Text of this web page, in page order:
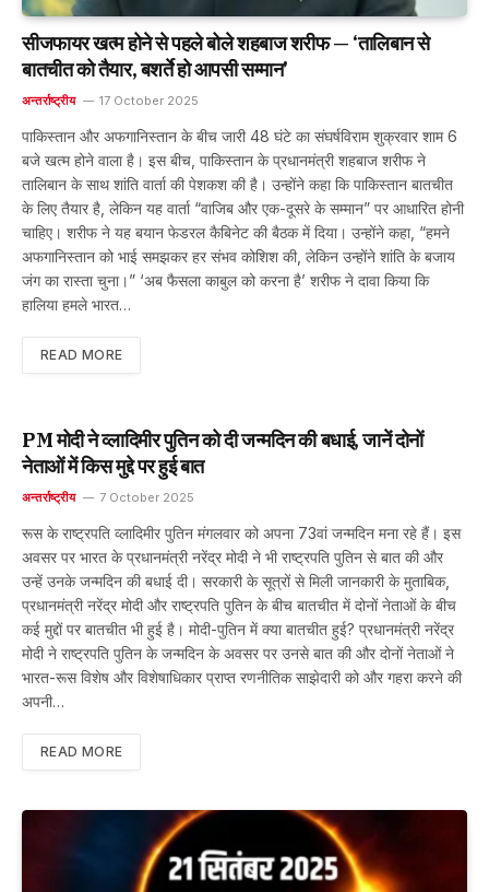
सीजफायर खत्म होने से पहले बोले शहबाज शरीफ — ‘तालिबान से
बातचीत को तैयार, बशर्ते हो आपसी सम्मान’
अन्तर्राष्ट्रीय 17 October 2025
पाकिस्तान और अफगानिस्तान के बीच जारी 48 घंटे का संघर्षविराम शुक्रवार शाम 6
बजे खत्म होने वाला है। इस बीच, पाकिस्तान के प्रधानमंत्री शहबाज शरीफ ने
तालिबान के साथ शांति वार्ता की पेशकश की है। उन्होंने कहा कि पाकिस्तान बातचीत
के लिए तैयार है, लेकिन यह वार्ता “वाजिब और एक-दूसरे के सम्मान” पर आधारित होनी
चाहिए। शरीफ ने यह बयान फेडरल कैबिनेट की बैठक में दिया। उन्होंने कहा, “हमने
अफगानिस्तान को भाई समझकर हर संभव कोशिश की, लेकिन उन्होंने शांति के बजाय
जंग का रास्ता चुना।” ‘अब फैसला काबुल को करना है’ शरीफ ने दावा किया कि
हालिया हमले भारत…
READ MORE
PM मोदी ने व्लादिमीर पुतिन को दी जन्मदिन की बधाई, जानें दोनों
नेताओं में किस मुद्दे पर हुई बात
अन्तर्राष्ट्रीय 7 October 2025
रूस के राष्ट्रपति व्लादिमीर पुतिन मंगलवार को अपना 73वां जन्मदिन मना रहे हैं। इस
अवसर पर भारत के प्रधानमंत्री नरेंद्र मोदी ने भी राष्ट्रपति पुतिन से बात की और
उन्हें उनके जन्मदिन की बधाई दी। सरकारी के सूत्रों से मिली जानकारी के मुताबिक,
प्रधानमंत्री नरेंद्र मोदी और राष्ट्रपति पुतिन के बीच बातचीत में दोनों नेताओं के बीच
कई मुद्दों पर बातचीत भी हुई है। मोदी-पुतिन में क्या बातचीत हुई? प्रधानमंत्री नरेंद्र
मोदी ने राष्ट्रपति पुतिन के जन्मदिन के अवसर पर उनसे बात की और दोनों नेताओं ने
भारत-रूस विशेष और विशेषाधिकार प्राप्त रणनीतिक साझेदारी को और गहरा करने की
अपनी…
READ MORE